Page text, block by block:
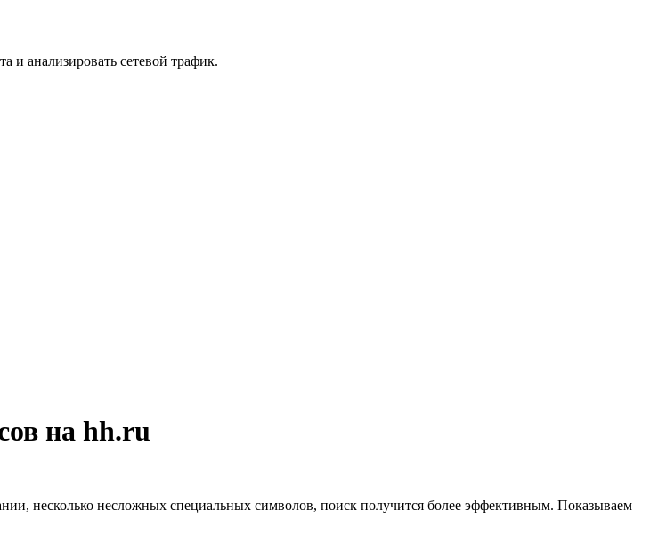
и анализировать сетевой трафик.
на hh.ru
несколько несложных специальных символов, поиск получится более эффективным. Показываем